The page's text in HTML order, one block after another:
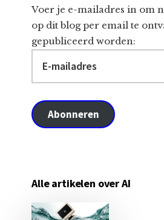
Voer je e-mailadres in om
op dit blog per email te
gepubliceerd worden:
mailadres
Abonneren
Alle artikelen over AI